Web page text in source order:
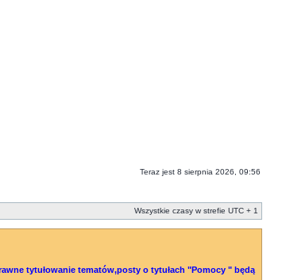
Teraz jest 8 sierpnia 2026, 09:56
Wszystkie czasy w strefie UTC + 1
tytułowanie tematów,posty o tytułach "Pomocy " będą